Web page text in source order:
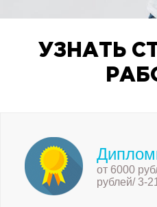
УЗНАТЬ
от 6000
рублей/ 3-